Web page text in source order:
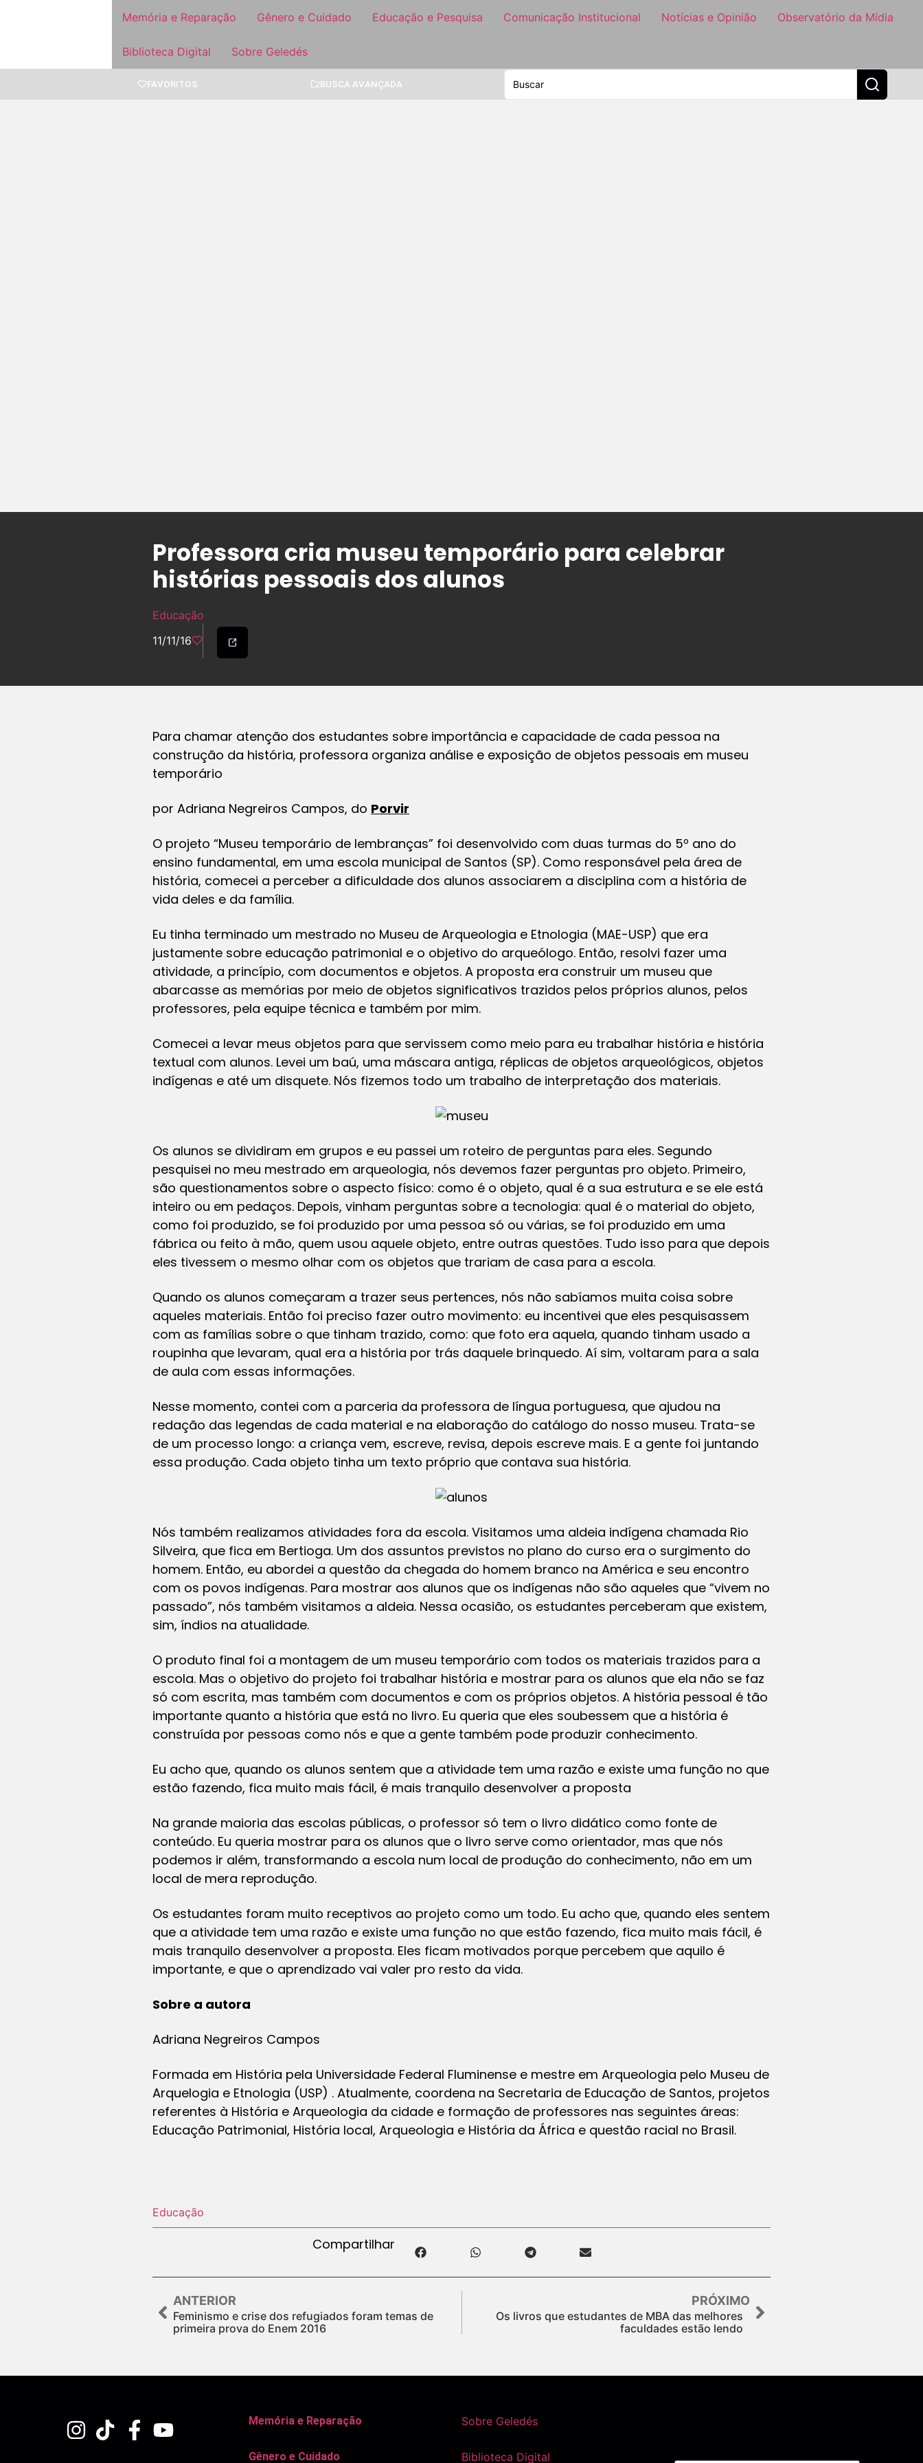
Memória e Reparação Gênero e Cuidado Educação e Pesquisa Comunicação Institucional Notícias e Opinião Observatório da Mídia
Biblioteca Digital Sobre Geledés
FAVORITOS BUSCA AVANÇADA
Professora cria museu temporário para celebrar
histórias pessoais dos alunos
Educação
11/11/16
Para chamar atenção dos estudantes sobre importância e capacidade de cada pessoa na
construção da história, professora organiza análise e exposição de objetos pessoais em museu
temporário
por Adriana Negreiros Campos, do Porvir
O projeto “Museu temporário de lembranças” foi desenvolvido com duas turmas do 5º ano do
ensino fundamental, em uma escola municipal de Santos (SP). Como responsável pela área de
história, comecei a perceber a dificuldade dos alunos associarem a disciplina com a história de
vida deles e da família.
Eu tinha terminado um mestrado no Museu de Arqueologia e Etnologia (MAE-USP) que era
justamente sobre educação patrimonial e o objetivo do arqueólogo. Então, resolvi fazer uma
atividade, a princípio, com documentos e objetos. A proposta era construir um museu que
abarcasse as memórias por meio de objetos significativos trazidos pelos próprios alunos, pelos
professores, pela equipe técnica e também por mim.
Comecei a levar meus objetos para que servissem como meio para eu trabalhar história e história
textual com alunos. Levei um baú, uma máscara antiga, réplicas de objetos arqueológicos, objetos
indígenas e até um disquete. Nós fizemos todo um trabalho de interpretação dos materiais.
Os alunos se dividiram em grupos e eu passei um roteiro de perguntas para eles. Segundo
pesquisei no meu mestrado em arqueologia, nós devemos fazer perguntas pro objeto. Primeiro,
são questionamentos sobre o aspecto físico: como é o objeto, qual é a sua estrutura e se ele está
inteiro ou em pedaços. Depois, vinham perguntas sobre a tecnologia: qual é o material do objeto,
como foi produzido, se foi produzido por uma pessoa só ou várias, se foi produzido em uma
fábrica ou feito à mão, quem usou aquele objeto, entre outras questões. Tudo isso para que depois
eles tivessem o mesmo olhar com os objetos que trariam de casa para a escola.
Quando os alunos começaram a trazer seus pertences, nós não sabíamos muita coisa sobre
aqueles materiais. Então foi preciso fazer outro movimento: eu incentivei que eles pesquisassem
com as famílias sobre o que tinham trazido, como: que foto era aquela, quando tinham usado a
roupinha que levaram, qual era a história por trás daquele brinquedo. Aí sim, voltaram para a sala
de aula com essas informações.
Nesse momento, contei com a parceria da professora de língua portuguesa, que ajudou na
redação das legendas de cada material e na elaboração do catálogo do nosso museu. Trata-se
de um processo longo: a criança vem, escreve, revisa, depois escreve mais. E a gente foi juntando
essa produção. Cada objeto tinha um texto próprio que contava sua história.
Nós também realizamos atividades fora da escola. Visitamos uma aldeia indígena chamada Rio
Silveira, que fica em Bertioga. Um dos assuntos previstos no plano do curso era o surgimento do
homem. Então, eu abordei a questão da chegada do homem branco na América e seu encontro
com os povos indígenas. Para mostrar aos alunos que os indígenas não são aqueles que “vivem no
passado”, nós também visitamos a aldeia. Nessa ocasião, os estudantes perceberam que existem,
sim, índios na atualidade.
O produto final foi a montagem de um museu temporário com todos os materiais trazidos para a
escola. Mas o objetivo do projeto foi trabalhar história e mostrar para os alunos que ela não se faz
só com escrita, mas também com documentos e com os próprios objetos. A história pessoal é tão
importante quanto a história que está no livro. Eu queria que eles soubessem que a história é
construída por pessoas como nós e que a gente também pode produzir conhecimento.
Eu acho que, quando os alunos sentem que a atividade tem uma razão e existe uma função no que
estão fazendo, fica muito mais fácil, é mais tranquilo desenvolver a proposta
Na grande maioria das escolas públicas, o professor só tem o livro didático como fonte de
conteúdo. Eu queria mostrar para os alunos que o livro serve como orientador, mas que nós
podemos ir além, transformando a escola num local de produção do conhecimento, não em um
local de mera reprodução.
Os estudantes foram muito receptivos ao projeto como um todo. Eu acho que, quando eles sentem
que a atividade tem uma razão e existe uma função no que estão fazendo, fica muito mais fácil, é
mais tranquilo desenvolver a proposta. Eles ficam motivados porque percebem que aquilo é
importante, e que o aprendizado vai valer pro resto da vida.
Sobre a autora
Adriana Negreiros Campos
Formada em História pela Universidade Federal Fluminense e mestre em Arqueologia pelo Museu de
Arquelogia e Etnologia (USP) . Atualmente, coordena na Secretaria de Educação de Santos, projetos
referentes à História e Arqueologia da cidade e formação de professores nas seguintes áreas:
Educação Patrimonial, História local, Arqueologia e História da África e questão racial no Brasil.
Educação
Compartilhar
ANTERIOR
Feminismo e crise dos refugiados foram temas de
primeira prova do Enem 2016
PRÓXIMO
Os livros que estudantes de MBA das melhores
faculdades estão lendo
Memória e Reparação
Gênero e Cuidado
Sobre Geledés
Biblioteca Digital